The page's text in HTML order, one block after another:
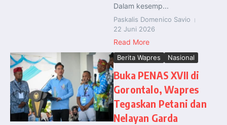
Dalam kesemp...
Paskalis Domenico Savio
22 Juni 2026
Read More
Berita Wapres Nasional
Buka PENAS XVII di
Gorontalo, Wapres
Tegaskan Petani dan
Nelayan Garda